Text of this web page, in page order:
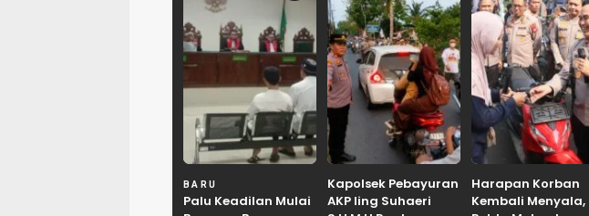
BARU
Palu Keadilan Mulai
Kapolsek Pebayuran
AKP Iing Suhaeri
Harapan Korban
Kembali Menyala,